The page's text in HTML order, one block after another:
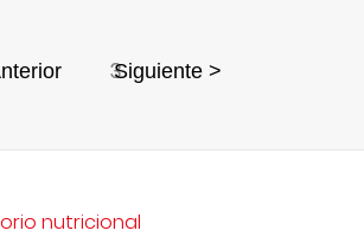
3Siguiente >
nutricional